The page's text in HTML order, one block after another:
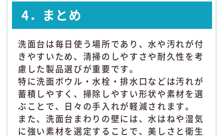
4．まとめ
洗面台は毎日使う場所であり、水や汚れが付
きやすいため、清掃のしやすさや耐久性を考
慮した製品選びが重要です。
特に洗面ボウル・水栓・排水口などは汚れが
蓄積しやすく、掃除しやすい形状や素材を選
ぶことで、日々の手入れが軽減されます。
また、洗面台まわりの壁には、水はねや湿気
に強い素材を選定することで、美しさと衛生